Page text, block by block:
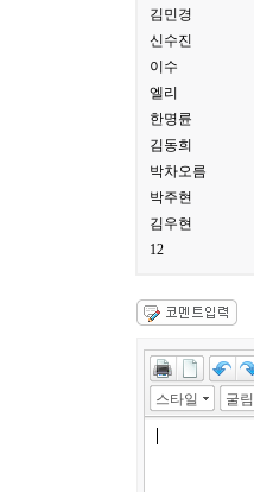
김민경
신수진
이수
엘리
한명륜
김동희
박차오름
박주현
김우현
12
스타일 굴림